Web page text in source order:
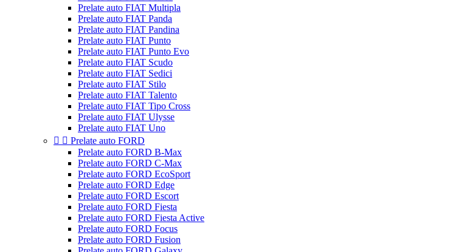
Prelate auto FIAT Multipla
Prelate auto FIAT Panda
Prelate auto FIAT Pandina
Prelate auto FIAT Punto
Prelate auto FIAT Punto Evo
Prelate auto FIAT Scudo
Prelate auto FIAT Sedici
Prelate auto FIAT Stilo
Prelate auto FIAT Talento
Prelate auto FIAT Tipo Cross
Prelate auto FIAT Ulysse
Prelate auto FIAT Uno
  Prelate auto FORD
Prelate auto FORD B-Max
Prelate auto FORD C-Max
Prelate auto FORD EcoSport
Prelate auto FORD Edge
Prelate auto FORD Escort
Prelate auto FORD Fiesta
Prelate auto FORD Fiesta Active
Prelate auto FORD Focus
Prelate auto FORD Fusion